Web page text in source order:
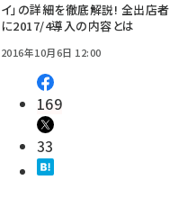
イ」の詳細を徹底解説! 全出店者
に2017/4導入の内容とは
2016年10月6日 12:00
169
33